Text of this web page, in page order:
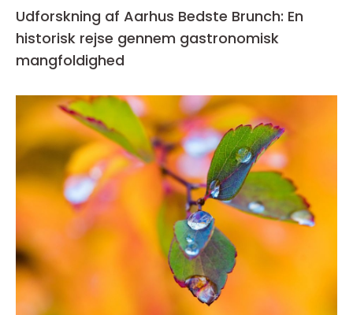
Udforskning af Aarhus Bedste Brunch: En
historisk rejse gennem gastronomisk
mangfoldighed